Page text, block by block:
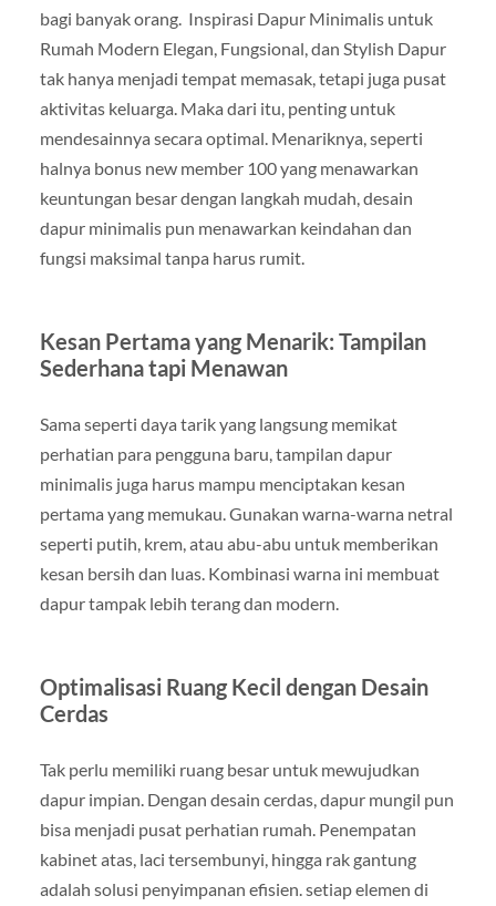
bagi banyak orang. Inspirasi Dapur Minimalis untuk
Rumah Modern Elegan, Fungsional, dan Stylish Dapur
tak hanya menjadi tempat memasak, tetapi juga pusat
aktivitas keluarga. Maka dari itu, penting untuk
mendesainnya secara optimal. Menariknya, seperti
halnya bonus new member 100 yang menawarkan
keuntungan besar dengan langkah mudah, desain
dapur minimalis pun menawarkan keindahan dan
fungsi maksimal tanpa harus rumit.
Kesan Pertama yang Menarik: Tampilan
Sederhana tapi Menawan
Sama seperti daya tarik yang langsung memikat
perhatian para pengguna baru, tampilan dapur
minimalis juga harus mampu menciptakan kesan
pertama yang memukau. Gunakan warna-warna netral
seperti putih, krem, atau abu-abu untuk memberikan
kesan bersih dan luas. Kombinasi warna ini membuat
dapur tampak lebih terang dan modern.
Optimalisasi Ruang Kecil dengan Desain
Cerdas
Tak perlu memiliki ruang besar untuk mewujudkan
dapur impian. Dengan desain cerdas, dapur mungil pun
bisa menjadi pusat perhatian rumah. Penempatan
kabinet atas, laci tersembunyi, hingga rak gantung
adalah solusi penyimpanan efisien. setiap elemen di